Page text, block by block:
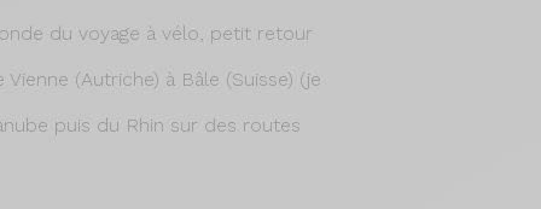
du voyage à vélo, petit retour
(Autriche) à Bâle (Suisse) (je
puis du Rhin sur des routes